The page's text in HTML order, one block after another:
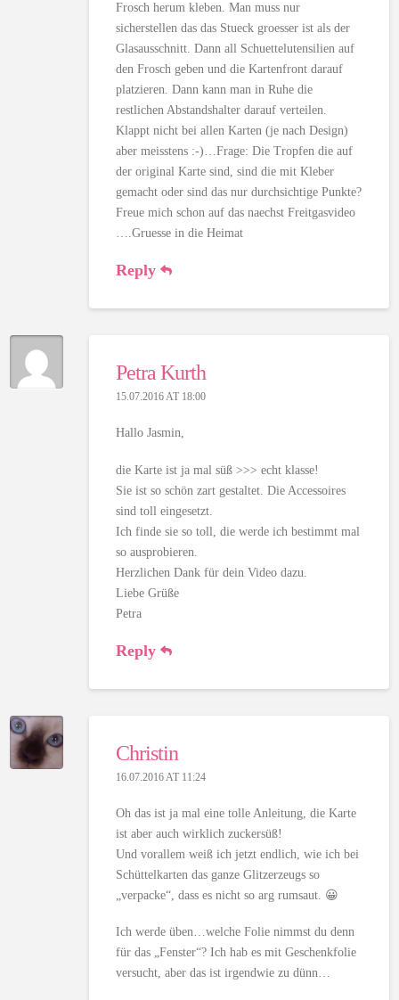
Frosch herum kleben. Man muss nur
sicherstellen das das Stueck groesser ist als der
Glasausschnitt. Dann all Schuettelutensilien auf
den Frosch geben und die Kartenfront darauf
platzieren. Dann kann man in Ruhe die
restlichen Abstandshalter darauf verteilen.
Klappt nicht bei allen Karten (je nach Design)
aber meisstens :-)…Frage: Die Tropfen die auf
der original Karte sind, sind die mit Kleber
gemacht oder sind das nur durchsichtige Punkte?
Freue mich schon auf das naechst Freitgasvideo
….Gruesse in die Heimat
Reply
Petra Kurth
15.07.2016 AT 18:00
Hallo Jasmin,
die Karte ist ja mal süß >>> echt klasse!
Sie ist so schön zart gestaltet. Die Accessoires
sind toll eingesetzt.
Ich finde sie so toll, die werde ich bestimmt mal
so ausprobieren.
Herzlichen Dank für dein Video dazu.
Liebe Grüße
Petra
Reply
Christin
16.07.2016 AT 11:24
Oh das ist ja mal eine tolle Anleitung, die Karte
ist aber auch wirklich zuckersüß!
Und vorallem weiß ich jetzt endlich, wie ich bei
Schüttelkarten das ganze Glitzerzeugs so
„verpacke“, dass es nicht so arg rumsaut. 😀
Ich werde üben…welche Folie nimmst du denn
für das „Fenster“? Ich hab es mit Geschenkfolie
versucht, aber das ist irgendwie zu dünn…